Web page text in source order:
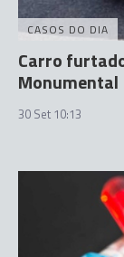
CASOS DO DIA
Carro
Monumental
30 Set 10:13